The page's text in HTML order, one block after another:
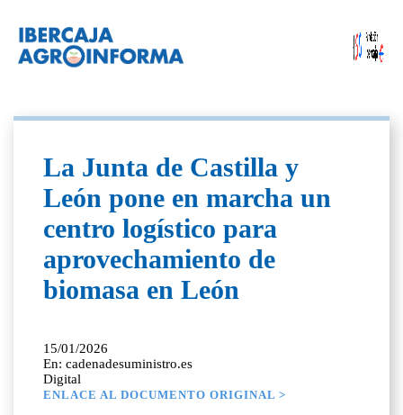
La Junta de Castilla y
León pone en marcha un
centro logístico para
aprovechamiento de
biomasa en León
15/01/2026
En: cadenadesuministro.es
Digital
ENLACE AL DOCUMENTO ORIGINAL >